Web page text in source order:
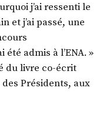
j’ai ressenti le
et j’ai passé, une
été admis à l’ENA. »
du livre co-écrit
des Présidents, aux